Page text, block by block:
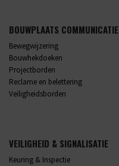
BOUWPLAATS COMMUNICATIE
Bewegwijzering
Bouwhekdoeken
Projectborden
Reclame en belettering
Veiligheidsborden
VEILIGHEID & SIGNALISATIE
Keuring & Inspectie